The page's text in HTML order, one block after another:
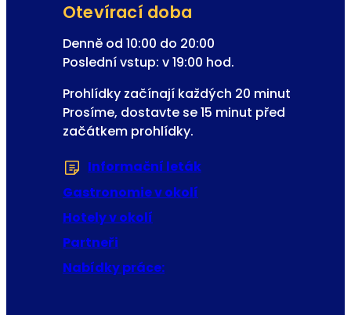
Otevírací doba
Denně od 10:00 do 20:00
Poslední vstup: v 19:00 hod.
Prohlídky začínají každých 20 minut
Prosíme, dostavte se 15 minut před
začátkem prohlídky.
Informační leták
Gastronomie v okolí
Hotely v okolí
Partneři
Nabídky práce: